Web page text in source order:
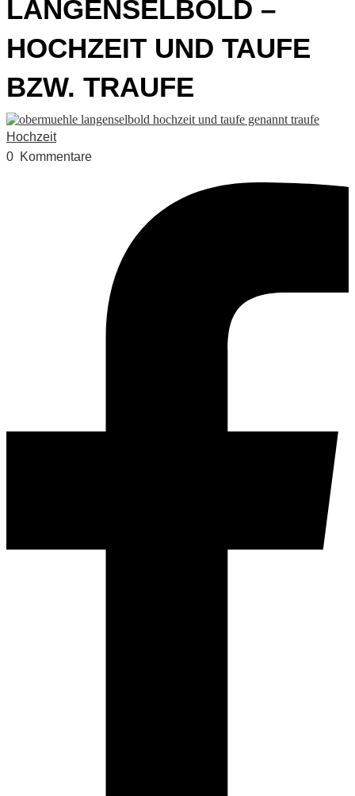
LANGENSELBOLD –
HOCHZEIT UND TAUFE
BZW. TRAUFE
Hochzeit
0 Kommentare